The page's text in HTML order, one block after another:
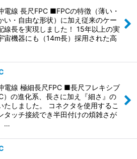
電線 長尺FPC ■FPCの特徴（薄い・
い・自由な形状）に加え従来のケー
線長を実現しました！ 15年以上の実
宙機器にも（14m長）採用された高
電線 極細長尺FPC ■長尺フレキシブ
）の進化系、長さに加え『細さ』の
たしました。 コネクタを使用するこ
タッチ接続でき半田付けの煩雑さが
…